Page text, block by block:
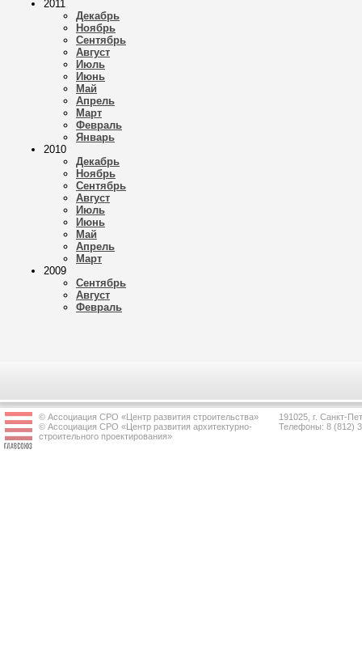
2011
Декабрь
Ноябрь
Сентябрь
Август
Июль
Июнь
Май
Апрель
Март
Февраль
Январь
2010
Декабрь
Ноябрь
Сентябрь
Август
Июль
Июнь
Май
Апрель
Март
2009
Сентябрь
Август
Февраль
© Ассоциация СРО «Центр развития строительства»
© Ассоциация СРО «Центр развития архитектурно-
строительного проектирования»
191025, г. Санкт-
Телефоны: 8 (812)